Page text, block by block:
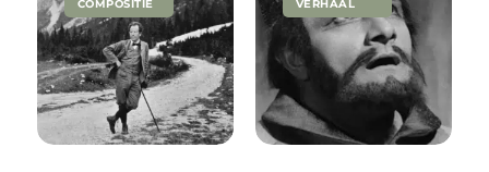
COMPOSITIE VERHAAL